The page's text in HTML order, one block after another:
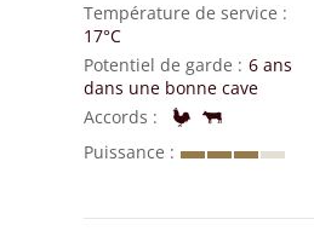
Température de service
17°C
Potentiel de garde
6 ans
dans une bonne cave
Accords
Puissance